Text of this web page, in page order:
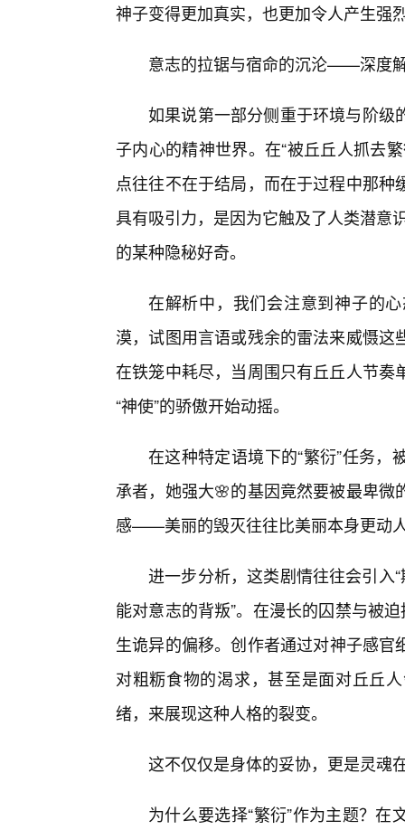
神子变得更加真实，也更加令人产生强
意志的拉锯与宿命的沉沦——深度
如果说第一部分侧重于环境与阶级
子内心的精神世界。在“被丘丘人抓去
点往往不在于结局，而在于过程中那
具有吸引力，是因为它触及了人类潜意
的某种隐秘好奇。
在解析中，我们会注意到神子的
漠，试图用言语或残余的雷法来威慑
在铁笼中耗尽，当周围只有丘丘人节
“神使”的骄傲开始动摇。
在这种特定语境下的“繁衍”任务
承者，她强大🌸的基因竟然要被最卑
感——美丽的毁灭往往比美丽本身更动
进一步分析，这类剧情往往会引入
能对意志的背叛”。在漫长的囚禁与被
生诡异的偏移。创作者通过对神子感
对粗粝食物的渴求，甚至是面对丘丘
绪，来展现这种人格的裂变。
这不仅仅是身体的妥协，更是灵魂
为什么要选择“繁衍”作为主题？